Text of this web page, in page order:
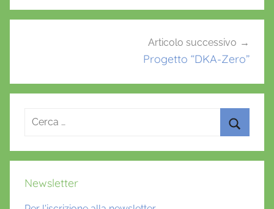
a
a
e
Articolo successivo
Progetto “DKA-Zero”
Ricerca
Newsletter